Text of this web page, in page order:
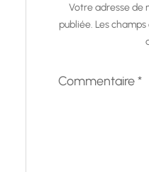
Votre adresse de
publiée. Les
Commentaire*